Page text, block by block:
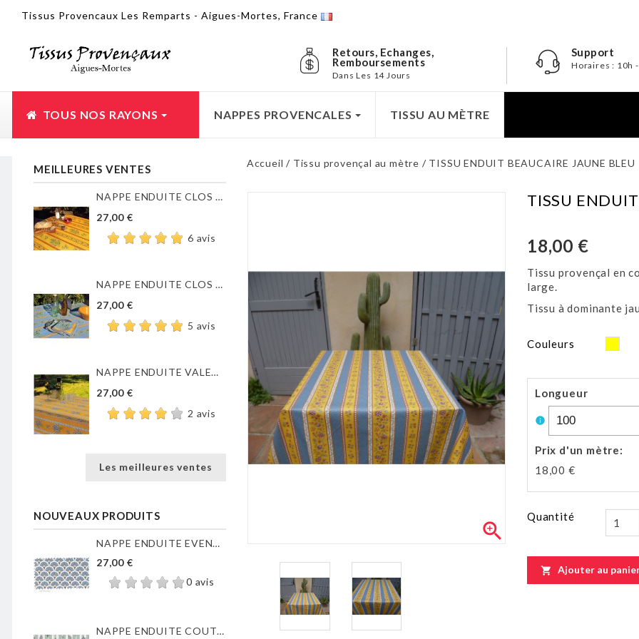
Tissus Provencaux Les Remparts - Aigues-Mortes, France
Retours, Echanges,
Remboursements
Dans Les 14 Jours
Support
Horaires : 10h
TOUS NOS RAYONS NAPPES PROVENCALES TISSU AU MÈTRE
MEILLEURES VENTES
NAPPE ENDUITE CLOS DES...
27,00 €
6 avis
NAPPE ENDUITE CLOS DES...
27,00 €
5 avis
NAPPE ENDUITE VALENSOLE JAUNE
27,00 €
2 avis
Les meilleures ventes
NOUVEAUX PRODUITS
NAPPE ENDUITE EVENTAILS...
27,00 €
0 avis
NAPPE ENDUITE COUTIL DE...
Accueil Tissu provençal au mètre TISSU ENDUIT BEAUCAIRE JAUNE BLEU

TISSU
18,00 €
Tissu provençal en
large.
Tissu à dominante
Couleurs
Longueur
info
Prix d'un mètre:
18,00 €
Quantité
 Ajouter au